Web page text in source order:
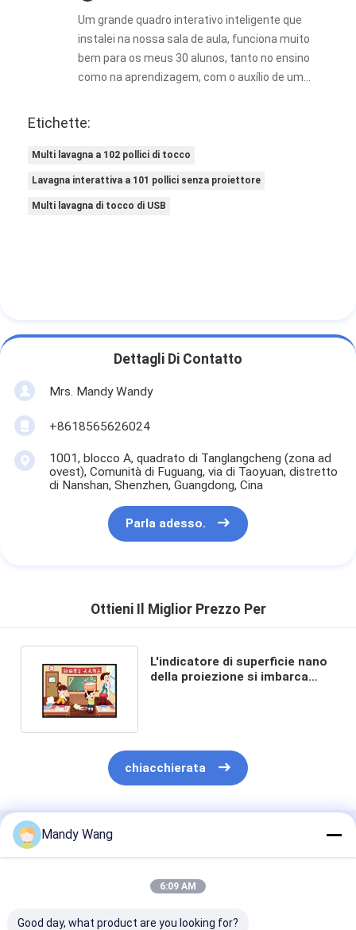
Um grande quadro interativo inteligente que
instalei na nossa sala de aula, funciona muito
bem para os meus 30 alunos, tanto no ensino
como na aprendizagem, com o auxílio de um
aulas.
Etichette:
Multi lavagna a 102 pollici di tocco
Lavagna interattiva a 101 pollici senza proiettore
Multi lavagna di tocco di USB
Dettagli Di Contatto
Mrs. Mandy Wandy
+8618565626024
1001, blocco A, quadrato di Tanglangcheng (zona ad
ovest), Comunità di Fuguang, via di Taoyuan, distretto
di Nanshan, Shenzhen, Guangdong, Cina
Parla adesso.
Ottieni Il Miglior Prezzo Per
L'indicatore di superficie nano
della proiezione si imbarca
chiacchierata
Prodotti Raccomandati
Mandy Wang
6:09 AM
Good day, what product are you looking for?